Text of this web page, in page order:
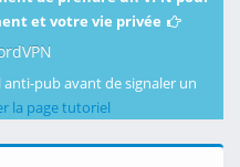
et votre vie privée
pub avant de signaler un
la page tutoriel